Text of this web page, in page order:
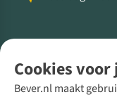
Cookies
Bever.nl maakt